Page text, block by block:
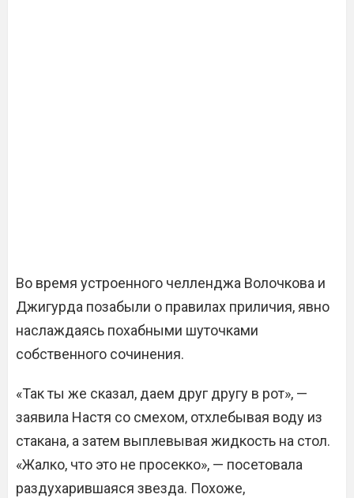
Во время устроенного челленджа Волочкова и
Джигурда позабыли о правилах приличия, явно
наслаждаясь похабными шуточками
собственного сочинения.
«Так ты же сказал, даем друг другу в рот», —
заявила Настя со смехом, отхлебывая воду из
стакана, а затем выплевывая жидкость на стол.
«Жалко, что это не просекко», — посетовала
раздухарившаяся звезда. Похоже,